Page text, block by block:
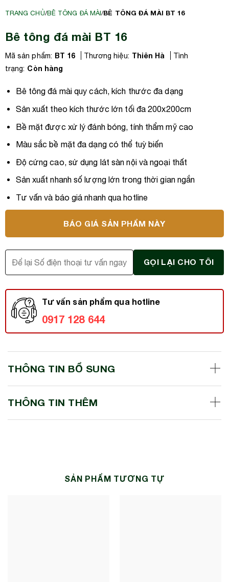
TRANG CHỦ/BÊ TÔNG ĐÁ MÀI/BÊ TÔNG ĐÁ MÀI BT 16
Bê tông đá mài BT 16
Mã sản phẩm: BT 16 Thương hiệu: Thiên Hà
Tình
trạng: Còn hàng
Bê tông đá mài quy cách, kích thước đa dạng
Sản xuất theo kích thước lớn tối đa 200x200cm
Bề mặt được xử lý đánh bóng, tính thẩm mỹ cao
Màu sắc bề mặt đa dạng có thể tuỳ biến
Độ cứng cao, sử dụng lát sàn nội và ngoại thất
Sản xuất nhanh số lượng lớn trong thời gian ngắn
Tư vấn và báo giá nhanh qua hotline
BÁO GIÁ SẢN PHẨM NÀY
Tư vấn sản phẩm qua hotline
0917 128 644
THÔNG TIN BỔ SUNG
THÔNG TIN THÊM
SẢN PHẨM TƯƠNG TỰ